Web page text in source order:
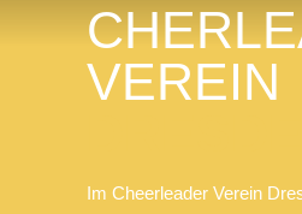
VEREIN
Im Cheerleader Verein